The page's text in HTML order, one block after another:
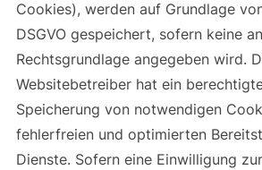
Cookies), werden auf Grundlage
DSGVO gespeichert, sofern keine
Rechtsgrundlage angegeben wird.
Websitebetreiber hat ein
Speicherung von notwendigen
fehlerfreien und optimierten
Dienste. Sofern eine Einwilligung